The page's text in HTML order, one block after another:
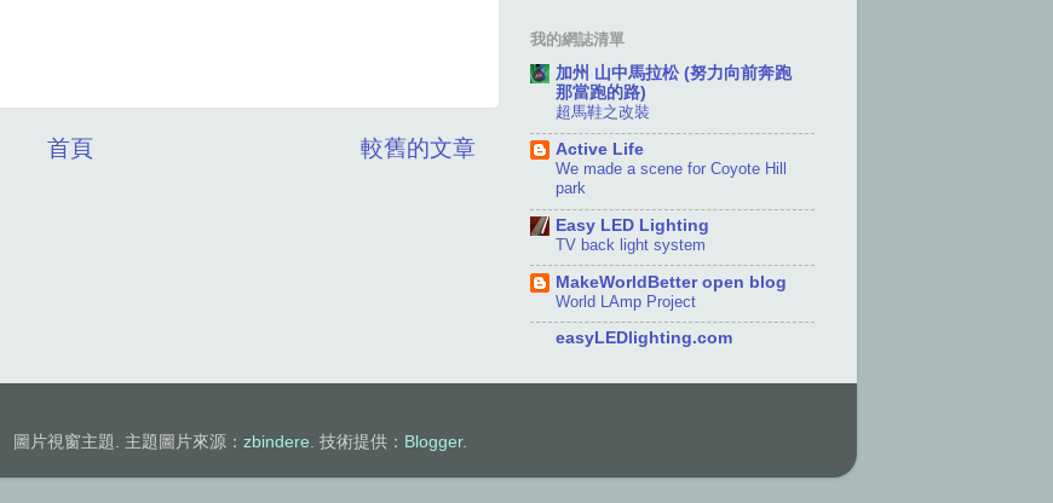
較舊的文章
首頁
我的網誌清單
加州 山中馬拉松 (努力向前奔跑
那當跑的路)
超馬鞋之改裝
Active Life
We made a scene for Coyote Hill
park
Easy LED Lighting
TV back light system
MakeWorldBetter open blog
World LAmp Project
easyLEDlighting.com
圖片視窗主題. 主題圖片來源： zbindere . 技術提供： Blogger.